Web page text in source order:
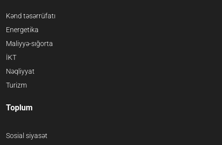
Kənd təsərrüfatı
Energetika
Maliyyə-sığorta
İKT
Nəqliyyat
Turizm
Toplum
Sosial siyasət